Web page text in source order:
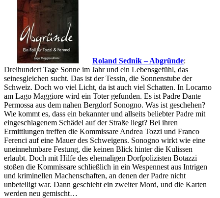
Roland Sednik – Abgründe:
Dreihundert Tage Sonne im Jahr und ein Lebensgefühl, das
seinesgleichen sucht. Das ist der Tessin, die Sonnenstube der
Schweiz. Doch wo viel Licht, da ist auch viel Schatten. In Locarno
am Lago Maggiore wird ein Toter gefunden. Es ist Padre Dante
Permossa aus dem nahen Bergdorf Sonogno. Was ist geschehen?
Wie kommt es, dass ein bekannter und allseits beliebter Padre mit
eingeschlagenem Schädel auf der Straße liegt? Bei ihren
Ermittlungen treffen die Kommissare Andrea Tozzi und Franco
Ferenci auf eine Mauer des Schweigens. Sonogno wirkt wie eine
uneinnehmbare Festung, die keinen Blick hinter die Kulissen
erlaubt. Doch mit Hilfe des ehemaligen Dorfpolizisten Botazzi
stoßen die Kommissare schließlich in ein Wespennest aus Intrigen
und kriminellen Machenschaften, an denen der Padre nicht
unbeteiligt war. Dann geschieht ein zweiter Mord, und die Karten
werden neu gemischt…